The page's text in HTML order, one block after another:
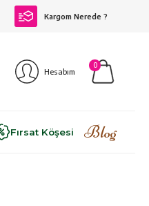
Kargom Nerede ?
Hesabım
0
Fırsat Köşesi Blog